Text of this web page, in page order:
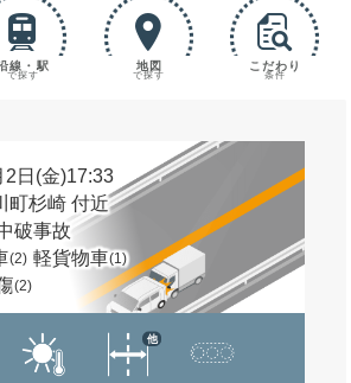
線・駅
で探す
地図
で探す
こだわり
条件
2日(金)17:33
町杉崎 付近
破事故
(2) 軽貨物車(1)
(2)
他